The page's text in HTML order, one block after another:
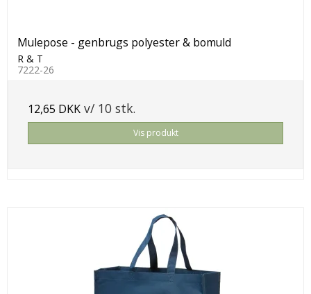
Mulepose - genbrugs polyester & bomuld
R & T
7222-26
12,65 DKK v/ 10 stk.
Vis produkt